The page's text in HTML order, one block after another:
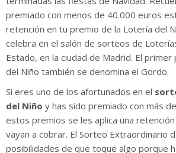
premiado con menos de 40.000 euros
retención en tu premio de la Lotería del
celebra en el salón de sorteos de
Estado, en la ciudad de Madrid. El
del Niño también se denomina el Gordo.
Si eres uno de los afortunados en el
del Niño y has sido premiado con más
estos premios se les aplica una
vayan a cobrar. El Sorteo Extraordinario
posibilidades de que toque algo porque